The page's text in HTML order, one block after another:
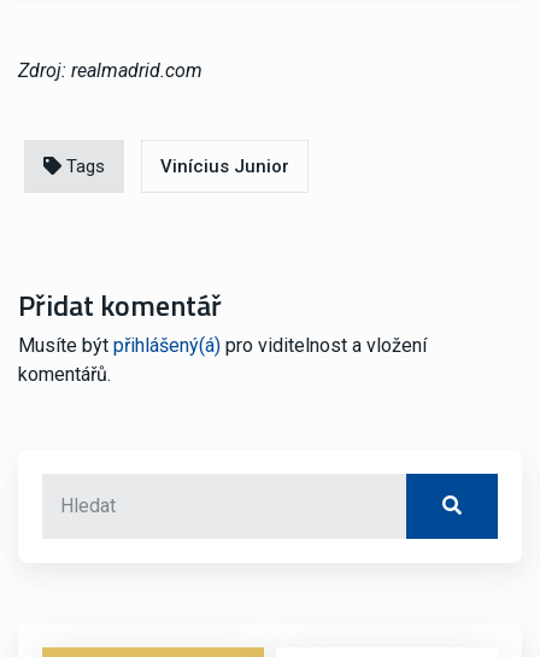
Zdroj: realmadrid.com
Tags Vinícius Junior
Přidat komentář
Musíte být přihlášený(á) pro viditelnost a vložení
komentářů.